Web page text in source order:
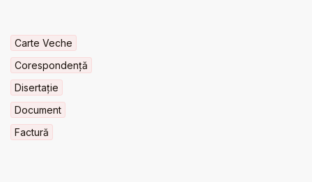
Carte Veche
Corespondență
Disertație
Document
Factură